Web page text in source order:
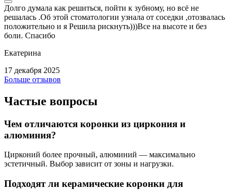
Долго думала как решиться, пойти к зубному, но всё не
решалась .Об этой стоматологии узнала от соседки ,отозвалась
положительно и я Решила рискнуть)))Все на высоте и без
боли. Спасибо
Екатерина
17 декабря 2025
Больше отзывов
Частые вопросы
Чем отличаются коронки из циркония и
алюминия?
Цирконий более прочный, алюминий — максимально
эстетичный. Выбор зависит от зоны и нагрузки.
Подходят ли керамические коронки для